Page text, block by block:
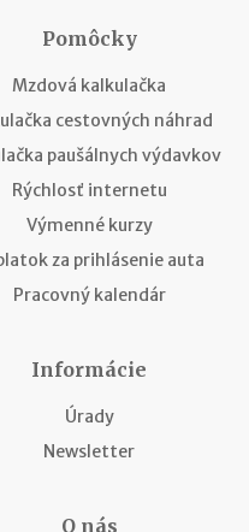
Pomôcky
Mzdová kalkulačka
cestovných náhrad
paušálnych výdavkov
Rýchlosť internetu
Výmenné kurzy
za prihlásenie auta
Pracovný kalendár
Informácie
Úrady
Newsletter
O nás